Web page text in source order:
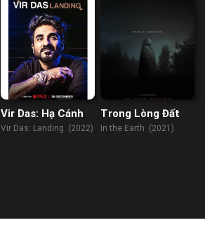
Vir Das: Hạ Cánh
Vir Das: Landing (2022)
Trong Lòng Đất
In the Earth (2021)